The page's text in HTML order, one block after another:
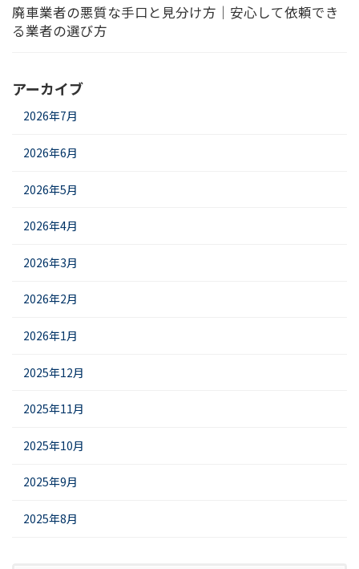
廃車業者の悪質な手口と見分け方｜安心して依頼でき
る業者の選び方
アーカイブ
2026年7月
2026年6月
2026年5月
2026年4月
2026年3月
2026年2月
2026年1月
2025年12月
2025年11月
2025年10月
2025年9月
2025年8月